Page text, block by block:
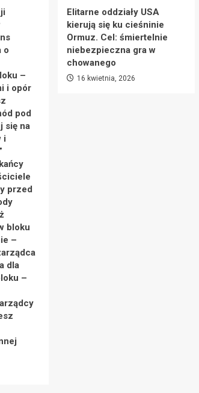
o
–
i opór
pod
się na
i
przed
bloku
–
dla
–
Elitarne oddziały USA
kierują się ku cieśninie
Ormuz. Cel: śmiertelnie
niebezpieczna gra w
chowanego
16 kwietnia, 2026